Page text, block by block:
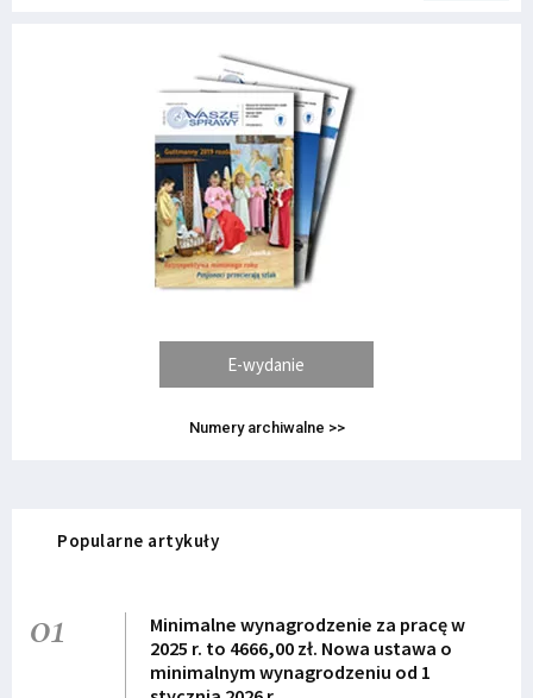
E-wydanie
Numery archiwalne >>
Popularne artykuły
01
Minimalne wynagrodzenie za pracę w
2025 r. to 4666,00 zł. Nowa ustawa o
minimalnym wynagrodzeniu od 1